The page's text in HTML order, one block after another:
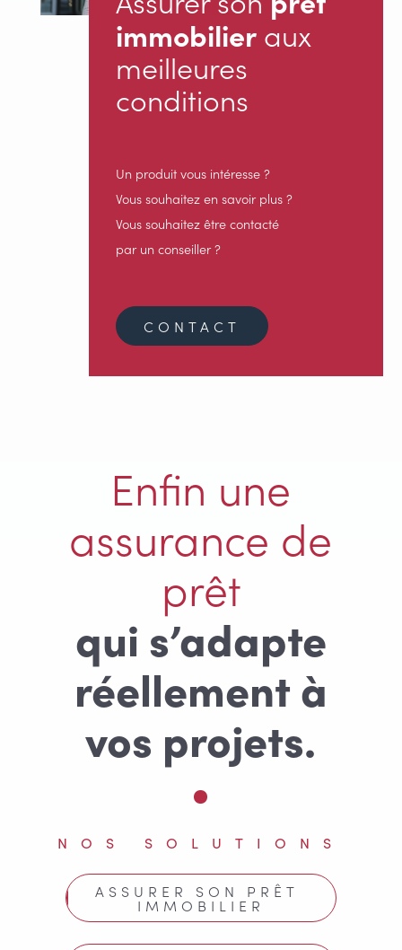
immobilieraux
meilleures
conditions
Un produit vous intéresse ?
Vous souhaitez en savoir plus ?
Vous souhaitez être contacté
par un conseiller ?
CONTACT
Enfin une
assurance de
prêt
qui s’adapte
réellement à
vos projets.
NOS SOLUTIONS
ASSURER SON PRÊT
IMMOBILIER